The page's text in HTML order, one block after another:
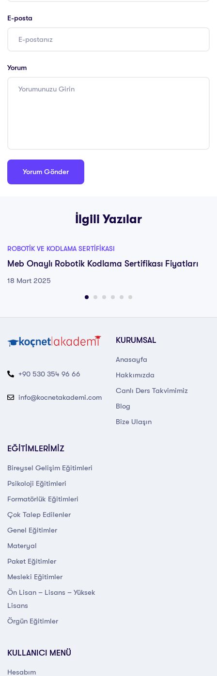
E-posta
Yorum
İlgili Yazılar
ROBOTIK VE KODLAMA SERTIFIKASI
Meb Onaylı Robotik Kodlama Sertifikası Fiyatları
18 Mart 2025
+90 530 354 96 66
info@kocnetakademi.com
KURUMSAL
Anasayfa
Hakkımızda
Canlı Ders Takvimimiz
Blog
Bize Ulaşın
EĞİTİMLERİMİZ
Bireysel Gelişim Eğitimleri
Psikoloji Eğitimleri
Formatörlük Eğitimleri
Çok Talep Edilenler
Genel Eğitimler
Materyal
Paket Eğitimler
Mesleki Eğitimler
Ön Lisan – Lisans – Yüksek
Lisans
Örgün Eğitimler
KULLANICI MENÜ
Hesabım